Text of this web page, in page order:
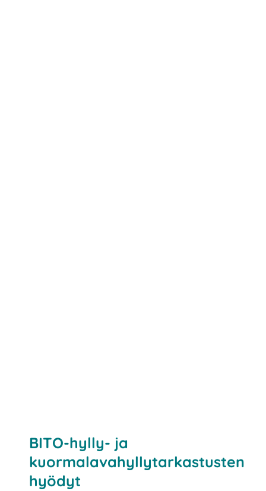
BITO-hylly- ja
kuormalavahyllytarkastusten
hyödyt